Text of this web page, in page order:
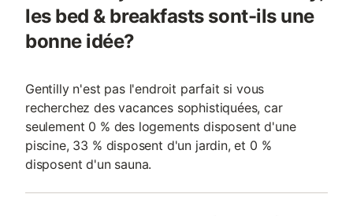
les bed & breakfasts sont-ils une
bonne idée?
Gentilly n'est pas l'endroit parfait si vous
recherchez des vacances sophistiquées, car
seulement 0 % des logements disposent d'une
piscine, 33 % disposent d'un jardin, et 0 %
disposent d'un sauna.